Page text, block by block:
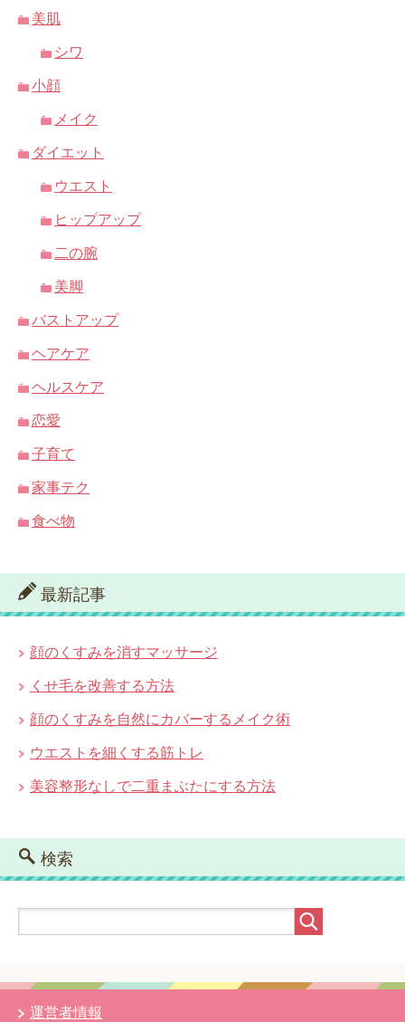
美肌
シワ
小顔
メイク
ダイエット
ウエスト
ヒップアップ
二の腕
美脚
バストアップ
ヘアケア
ヘルスケア
恋愛
子育て
家事テク
食べ物
最新記事
顔のくすみを消すマッサージ
くせ毛を改善する方法
顔のくすみを自然にカバーするメイク術
ウエストを細くする筋トレ
美容整形なしで二重まぶたにする方法
検索
運営者情報